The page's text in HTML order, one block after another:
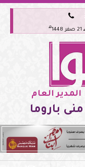

21 صفر 1448 هـ
المدير العام
منى باروما